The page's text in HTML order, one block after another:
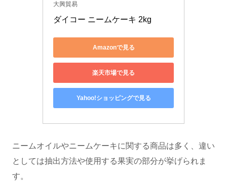
大興貿易
ダイコー ニームケーキ 2kg
Amazonで見る
楽天市場で見る
Yahoo!ショッピングで見る
ニームオイルやニームケーキに関する商品は多く、違い
としては抽出方法や使用する果実の部分が挙げられま
す。